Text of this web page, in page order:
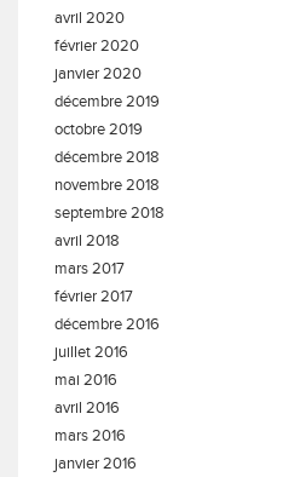
avril 2020
février 2020
janvier 2020
décembre 2019
octobre 2019
décembre 2018
novembre 2018
septembre 2018
avril 2018
mars 2017
février 2017
décembre 2016
juillet 2016
mai 2016
avril 2016
mars 2016
janvier 2016